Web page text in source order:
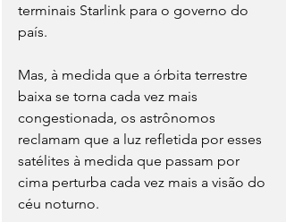
terminais Starlink para o governo do
país.
Mas, à medida que a órbita terrestre
baixa se torna cada vez mais
congestionada, os astrônomos
reclamam que a luz refletida por esses
satélites à medida que passam por
cima perturba cada vez mais a visão do
céu noturno.